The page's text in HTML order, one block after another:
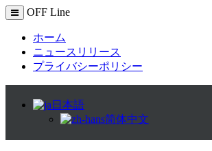
OFF Line
ホーム
ニュースリリース
プライバシーポリシー
日本語
简体中文